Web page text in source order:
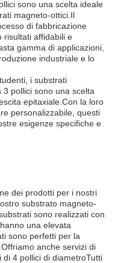
sono una scelta ideale
magneto-ottici.Il
di fabbricazione
risultati affidabili e
gamma di applicazioni,
industriale e lo
i substrati
pollici sono una scelta
epitaxiale.Con la loro
personalizzabile, questi
esigenze specifiche e
dei prodotti per i nostri
substrato magneto-
sono realizzati con
una elevata
sono perfetti per la
anche servizi di
4 pollici di diametroTutti